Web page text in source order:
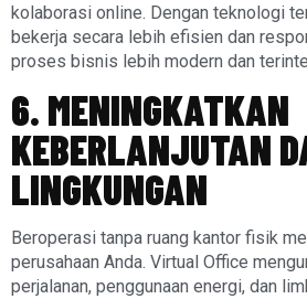
kolaborasi online. Dengan teknologi
bekerja secara lebih efisien dan
proses bisnis lebih modern dan
6. MENINGKATKAN
KEBERLANJUTAN
LINGKUNGAN
Beroperasi tanpa ruang kantor fisik
perusahaan Anda. Virtual Office
perjalanan, penggunaan energi, dan